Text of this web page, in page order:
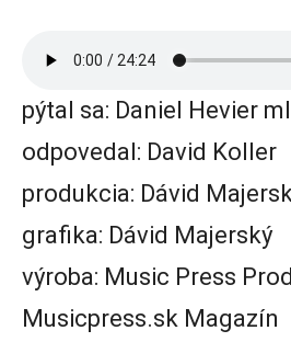
pýtal sa: Daniel Hevier
odpovedal: David Koller
produkcia: Dávid
grafika: Dávid Majerský
výroba: Music Press
Musicpress.sk Magazín